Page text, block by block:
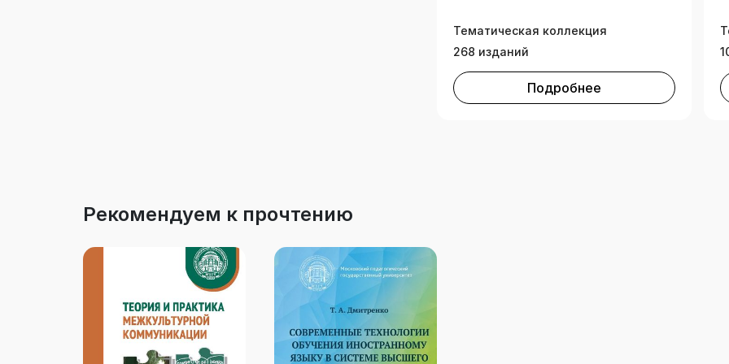
Тематическая коллекция
268 изданий
Подробнее
Рекомендуем к прочтению